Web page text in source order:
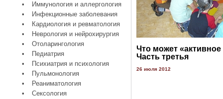
•
Иммунология и аллергология
•
Инфекционные заболевания
•
Кардиология и ревматология
•
Неврология и нейрохирургия
•
Отоларингология
•
Педиатрия
•
Психиатрия и психология
•
Пульмонология
•
Реаниматология
•
Сексология
Что может
Часть третья
26 июля 2012